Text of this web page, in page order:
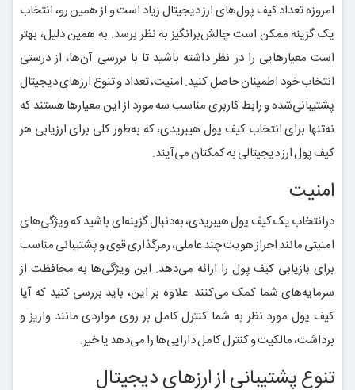
امروزه تعداد کیف پول‌های ارز دیجیتال زیاد است و از همین رو، انتخاب
یک گزینه ممکن است چالش‌برانگیز به نظر برسد. به همین دلیل، بهتر
است معیارهایی را در نظر داشته باشید تا با بررسی آن‌ها، از درستی
انتخاب خود اطمینان حاصل کنید. امنیت، تعداد و تنوع ارزهای دیجیتال
پشتیبانی‌شده و رابط کاربری مناسب سه مورد از این معیارها هستند که
نه‌تنها برای انتخاب کیف پول هیبریدی، که به‌طور کلی برای ارزیابی هر
کیف پول ارز دیجیتالی به کمکتان می‌آیند.
امنیت
درانتخاب یک کیف پول هیبریدی، به‌دنبال گزینه‌ای باشید که ویژگی‌های
امنیتی مانند احراز هویت چند عاملی، رمزگذاری قوی و پشتیبانی مناسب
برای بازیابی کیف پول را ارائه می‌دهد. این ویژگی‌ها به محافظت از
سرمایه‌های شما کمک می‌کنند. علاوه بر این، باید بررسی کنید که آیا
کیف پول مورد نظر به شما کنترل کامل بر روی مواردی مانند واریز و
برداشت، مالکیت و کنترل کامل دارایی‌ها را می‌دهد یا خیر.
تنوع پشتیبانی از ارزهای دیجیتال